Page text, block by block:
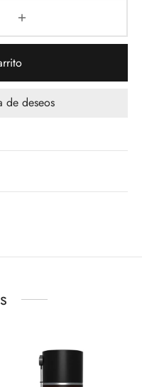
de deseos